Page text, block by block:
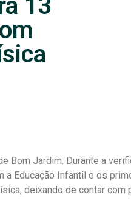
13
Bom Jardim. Durante a
Educação Infantil e os
deixando de contar